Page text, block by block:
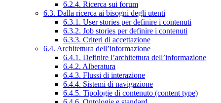
6.2.4. Ricerca sui forum
6.3. Dalla ricerca ai bisogni degli utenti
6.3.1. User stories per definire i contenuti
6.3.2. Job stories per definire i contenuti
6.3.3. Criteri di accettazione
6.4. Architettura dell’informazione
6.4.1. Definire l’architettura dell’informazione
6.4.2. Alberatura
6.4.3. Flussi di interazione
6.4.4. Sistemi di navigazione
6.4.5. Tipologie di contenuto (content type)